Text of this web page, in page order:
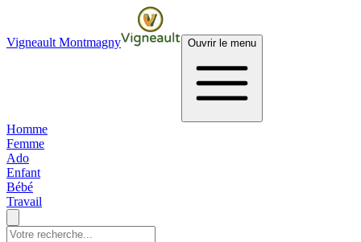
Vigneault Montmagny Ouvrir le menu
Homme
Femme
Ado
Enfant
Bébé
Travail